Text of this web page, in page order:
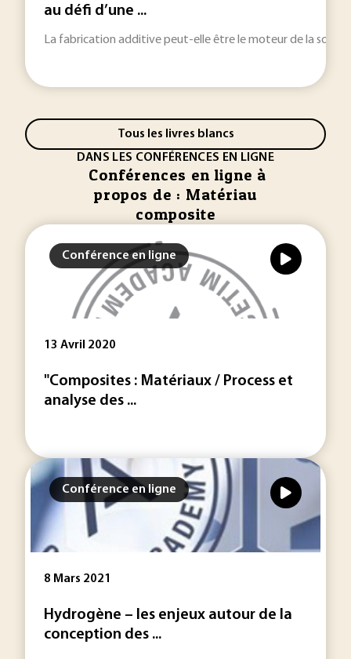
au défi d’une ...
La fabrication additive peut-elle être le moteur de la
Tous les livres blancs
DANS LES CONFÉRENCES EN LIGNE
Conférences en ligne à
propos de : Matériau
composite
Conférence en ligne
13 Avril 2020
"Composites : Matériaux / Process et
analyse des ...
Conférence en ligne
8 Mars 2021
Hydrogène – les enjeux autour de la
conception des ...